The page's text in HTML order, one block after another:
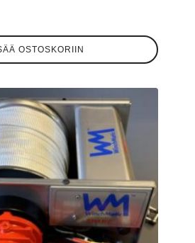
OSTOSKORIIN